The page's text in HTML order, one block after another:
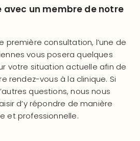
avec un membre de notre
première consultation, l’une de
vous posera quelques
votre situation actuelle afin de
rendez-vous à la clinique. Si
questions, nous nous
d’y répondre de manière
et professionnelle.